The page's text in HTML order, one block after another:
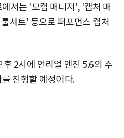
서는 '모캡 매니저', '캡처 매
세트' 등으로 퍼포먼스 캡처
2시에 언리얼 엔진 5.6의 주
진행할 예정이다.